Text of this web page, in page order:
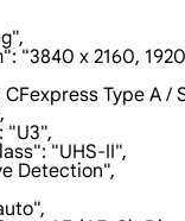
"3840 x 2160,
1: CFexpress
"U3",
"UHS-II",
Detection",